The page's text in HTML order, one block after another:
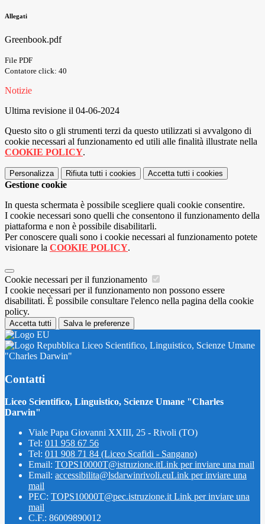
Allegati
Greenbook.pdf
File PDF
Contatore click: 40
Notizie
Ultima revisione il 04-06-2024
Questo sito o gli strumenti terzi da questo utilizzati si avvalgono di
cookie necessari al funzionamento ed utili alle finalità illustrate nella
COOKIE POLICY.
Personalizza Rifiuta tutti i cookies Accetta tutti i cookies
Gestione cookie
In questa schermata è possibile scegliere quali cookie consentire.
I cookie necessari sono quelli che consentono il funzionamento della
piattaforma e non è possibile disabilitarli.
Per conoscere quali sono i cookie necessari al funzionamento potete
visionare la COOKIE POLICY.
Cookie necessari per il funzionamento
I cookie necessari per il funzionamento non possono essere
disabilitati. È possibile consultare l'elenco nella pagina della cookie
policy.
Accetta tutti Salva le preferenze
Liceo Scientifico, Linguistico, Scienze Umane
"Charles Darwin"
Contatti
Liceo Scientifico, Linguistico, Scienze Umane "Charles
Darwin"
Viale Papa Giovanni XXIII, 25 - Rivoli (TO)
Tel: 011 958 67 56
Tel: 011 908 71 84 (Liceo Scafidi - Sangano)
Email: TOPS10000T@istruzione.itLink per inviare una mail
Email: accessibilita@lsdarwinrivoli.euLink per inviare una
mail
PEC: TOPS10000T@pec.istruzione.itLink per inviare una
mail
C.F.: 86009890012